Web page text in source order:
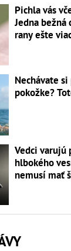
Pichla vás
Jedna bežná
rany ešte
Nechávate
pokožke?
Vedci varujú
hlbokého
nemusí mať